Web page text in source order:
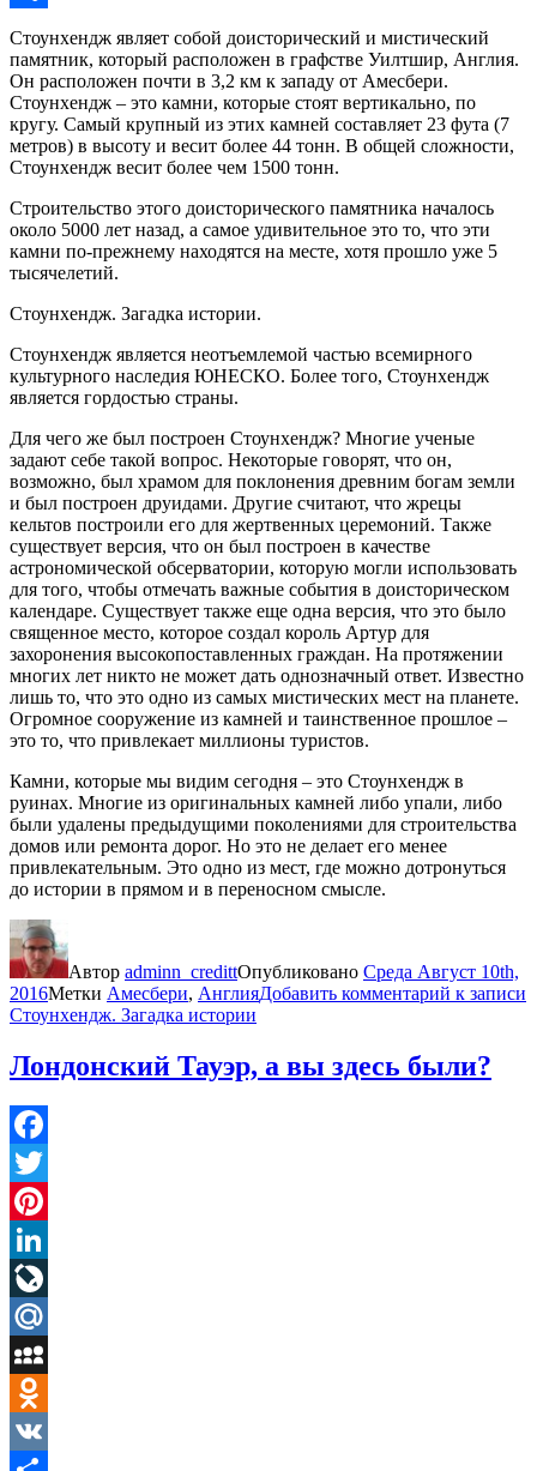
Отправить
Стоунхендж являет собой доисторический и мистический
памятник, который расположен в графстве Уилтшир, Англия.
Он расположен почти в 3,2 км к западу от Амесбери.
Стоунхендж – это камни, которые стоят вертикально, по
кругу. Самый крупный из этих камней составляет 23 фута (7
метров) в высоту и весит более 44 тонн. В общей сложности,
Стоунхендж весит более чем 1500 тонн.
Строительство этого доисторического памятника началось
около 5000 лет назад, а самое удивительное это то, что эти
камни по-прежнему находятся на месте, хотя прошло уже 5
тысячелетий.
Стоунхендж. Загадка истории.
Стоунхендж является неотъемлемой частью всемирного
культурного наследия ЮНЕСКО. Более того, Стоунхендж
является гордостью страны.
Для чего же был построен Стоунхендж? Многие ученые
задают себе такой вопрос. Некоторые говорят, что он,
возможно, был храмом для поклонения древним богам земли
и был построен друидами. Другие считают, что жрецы
кельтов построили его для жертвенных церемоний. Также
существует версия, что он был построен в качестве
астрономической обсерватории, которую могли использовать
для того, чтобы отмечать важные события в доисторическом
календаре. Существует также еще одна версия, что это было
священное место, которое создал король Артур для
захоронения высокопоставленных граждан. На протяжении
многих лет никто не может дать однозначный ответ. Известно
лишь то, что это одно из самых мистических мест на планете.
Огромное сооружение из камней и таинственное прошлое –
это то, что привлекает миллионы туристов.
Камни, которые мы видим сегодня – это Стоунхендж в
руинах. Многие из оригинальных камней либо упали, либо
были удалены предыдущими поколениями для строительства
домов или ремонта дорог. Но это не делает его менее
привлекательным. Это одно из мест, где можно дотронуться
до истории в прямом и в переносном смысле.
Автор adminn_credittОпубликовано Среда Август 10th,
2016Метки Амесбери, АнглияДобавить комментарий к записи
Стоунхендж. Загадка истории
Лондонский Тауэр, а вы здесь были?
Facebook
Twitter
Pinterest
LinkedIn
LiveJournal
Mail.Ru
MySpace
Odnoklassniki